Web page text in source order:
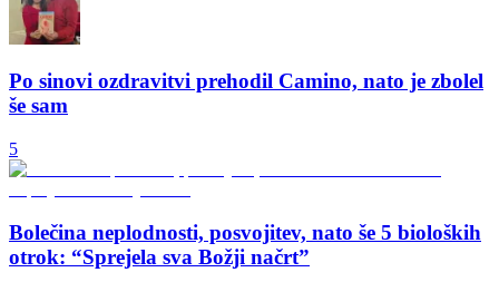
Po sinovi ozdravitvi prehodil Camino, nato je zbolel
še sam
5
Bolečina neplodnosti, posvojitev, nato še 5 bioloških
otrok: “Sprejela sva Božji načrt”